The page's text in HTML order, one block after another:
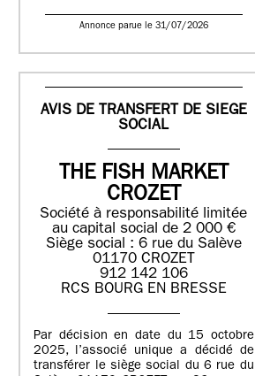
Annonce parue le 31/07/2026
AVIS DE TRANSFERT DE SIEGE
SOCIAL
THE FISH MARKET
CROZET
Société à responsabilité limitée
au capital social de 2 000 €
Siège social : 6 rue du Salève
01170 CROZET
912 142 106
RCS BOURG EN BRESSE
Par décision en date du 15 octobre
2025, l’associé unique a décidé de
transférer le siège social du 6 rue du